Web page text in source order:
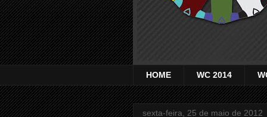
HOME WC 2014
sexta-feira, 25 de maio de 2012